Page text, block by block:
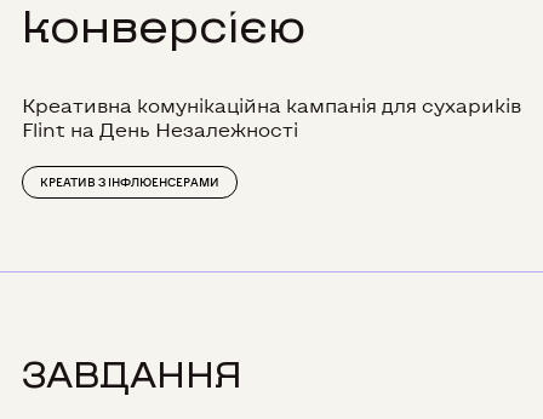
конверсією
Креативна комунікаційна кампанія для сухариків
Flint на День Незалежності
КРЕАТИВ З ІНФЛЮЕНСЕРАМИ
ЗАВДАННЯ